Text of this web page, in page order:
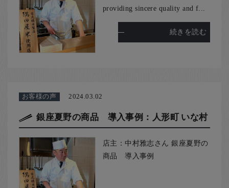
providing sincere quality and f...
続きを読む
お客様の声 2024.03.02
銀座夏野の商品 導入事例：人形町 いな村
店主：中村雅志さん 銀座夏野の
商品 導入事例